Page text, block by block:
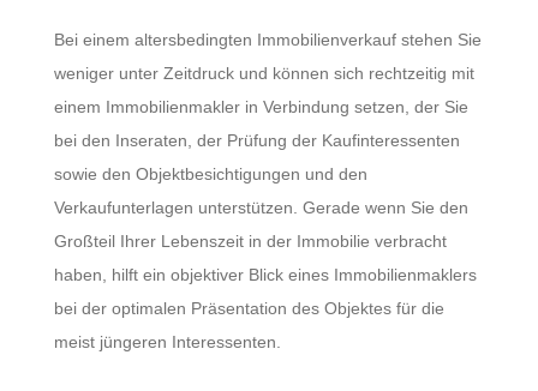
Bei einem altersbedingten Immobilienverkauf stehen Sie
weniger unter Zeitdruck und können sich rechtzeitig mit
einem Immobilienmakler in Verbindung setzen, der Sie
bei den Inseraten, der Prüfung der Kaufinteressenten
sowie den Objektbesichtigungen und den
Verkaufunterlagen unterstützen. Gerade wenn Sie den
Großteil Ihrer Lebenszeit in der Immobilie verbracht
haben, hilft ein objektiver Blick eines Immobilienmaklers
bei der optimalen Präsentation des Objektes für die
meist jüngeren Interessenten.